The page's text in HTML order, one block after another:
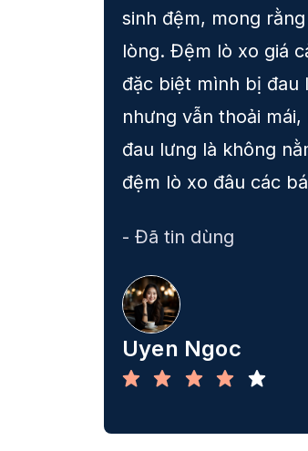
sinh đệm, mong
lòng. Đệm lò xo giá
đặc biệt mình bị đau
nhưng vẫn thoải mái,
đau lưng là không
đệm lò xo đâu các
- Đã tin dùng
Uyen Ngoc